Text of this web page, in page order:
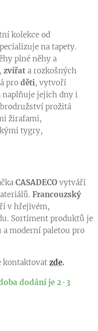
kolekce od
na tapety.
plné něhy a
zvířat a rozkošných
pro děti, vytvoří
naplňuje jejich dny i
prožitá
žirafami,
tygry,
CASADECO vytváří
Francouzský
v hřejivém,
Sortiment produktů je
moderní paletou pro
kontaktovat zde.
dodání je 2-3